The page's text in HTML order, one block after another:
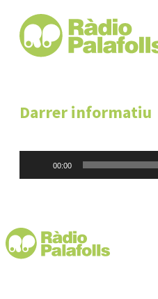
Darrer informatiu
00:00